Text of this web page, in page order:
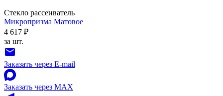
Стекло рассеиватель
Микропризма Матовое
4 617 ₽
за шт.
Заказать через E-mail
Заказать через MAX